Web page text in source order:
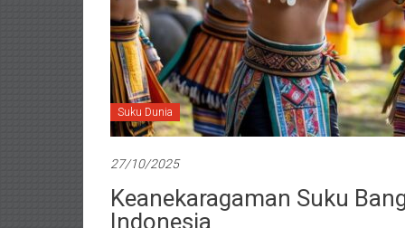
Suku Dunia
27/10/2025
Keanekaragaman Suku
Indonesia